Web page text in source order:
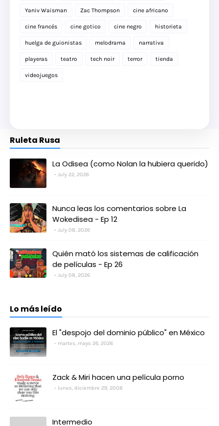
Yaniv Waisman Zac Thompson cine africano
cine francés cine gotico cine negro historieta
huelga de guionistas melodrama narrativa
playeras teatro tech noir terror tienda
videojuegos
Ruleta Rusa
La Odisea (como Nolan la hubiera querido)
July 22, 2026
Nunca leas los comentarios sobre La
Wokedisea - Ep 12
July 08, 2026
Quién mató los sistemas de calificación
de películas - Ep 26
July 08, 2026
Lo más leído
El "despojo del dominio público" en México
martes, mayo 26, 2026
Zack & Miri hacen una película porno
lunes, diciembre 29, 2008
Intermedio